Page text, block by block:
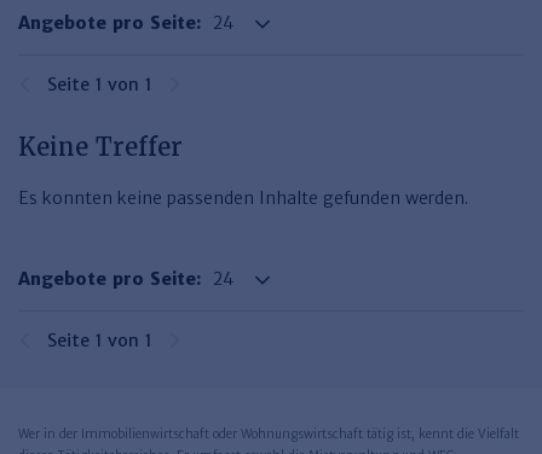
Haufe TVöD/TV-L Office
Angebote pro Seite:
Seite 1 von 1
Keine Treffer
Es konnten keine passenden Inhalte gefunden werden.
Angebote pro Seite:
Seite 1 von 1
Wer in der Immobilienwirtschaft oder Wohnungswirtschaft tätig ist, kennt die Vielfalt